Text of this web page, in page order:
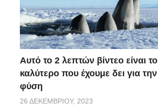
Αυτό το 2 λεπτών βίντεο είναι το
καλύτερο που έχουμε δει για την
φύση
26 ΔΕΚΕΜΒΡΊΟΥ, 2023